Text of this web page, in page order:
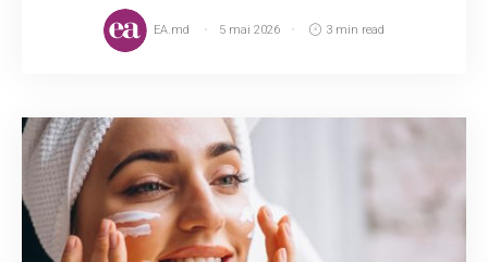
EA.md 5 mai 2026 3 min read